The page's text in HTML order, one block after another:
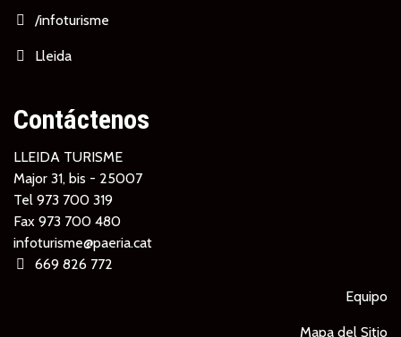
/infoturisme
Lleida
Contáctenos
LLEIDA TURISME
Major 31, bis - 25007
Tel 973 700 319
Fax 973 700 480
infoturisme@paeria.cat
669 826 772
Equipo
Mapa del Sitio